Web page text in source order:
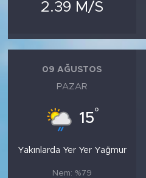
2.39 M/S
09 AĞUSTOS
PAZAR
15°
Yakınlarda Yer Yer Yağmur
Nem: %79